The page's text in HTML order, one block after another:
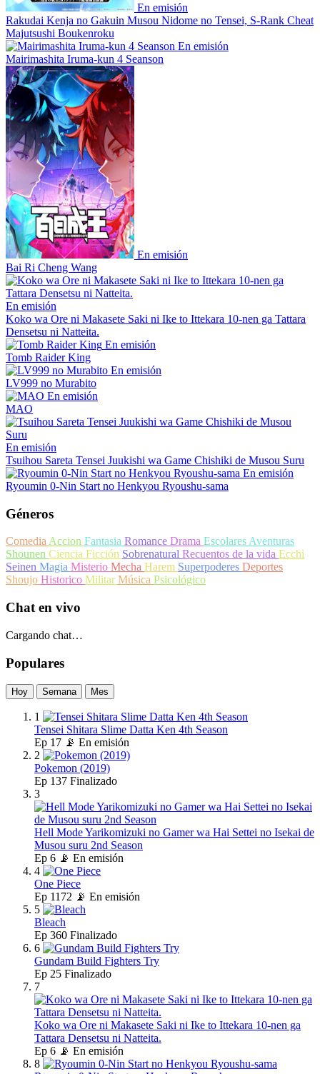
En emisión
Rakudai Kenja no Gakuin Musou Nidome no Tensei, S-Rank Cheat
Majutsushi Boukenroku
En emisión
Mairimashita Iruma-kun 4 Seanson
En emisión
Bai Ri Cheng Wang
En emisión
Koko wa Ore ni Makasete Saki ni Ike to Ittekara 10-nen ga Tattara
Densetsu ni Natteita.
En emisión
Tomb Raider King
En emisión
LV999 no Murabito
En emisión
MAO
En emisión
Tsuihou Sareta Tensei Juukishi wa Game Chishiki de Musou Suru
En emisión
Ryoumin 0-Nin Start no Henkyou Ryoushu-sama
Géneros
ComediaAccion Fantasia Romance Drama EscolaresAventuras
Shounen Ciencia Ficción Sobrenatural Recuentos de la vida Ecchi
Seinen Magia Misterio Mecha Harem Superpoderes Deportes
Shoujo Historico MilitarMúsica Psicológico
Chat en vivo
Cargando chat…
Populares
Hoy Semana Mes
1
Tensei Shitara Slime Datta Ken 4th Season
Ep 17 📡 En emisión
2
Pokemon (2019)
Ep 137 Finalizado
3
Hell Mode Yarikomizuki no Gamer wa Hai Settei no Isekai de
Musou suru 2nd Season
Ep 6 📡 En emisión
4
One Piece
Ep 1172 📡 En emisión
5
Bleach
Ep 360 Finalizado
6
Gundam Build Fighters Try
Ep 25 Finalizado
7
Koko wa Ore ni Makasete Saki ni Ike to Ittekara 10-nen ga
Tattara Densetsu ni Natteita.
Ep 6 📡 En emisión
8